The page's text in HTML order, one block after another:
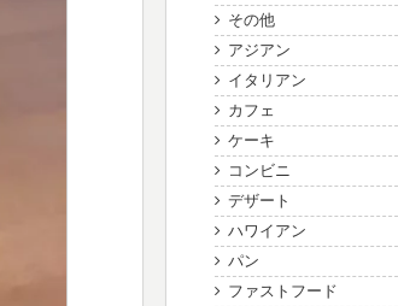
その他
アジアン
イタリアン
カフェ
ケーキ
コンビニ
デザート
ハワイアン
パン
ファストフード